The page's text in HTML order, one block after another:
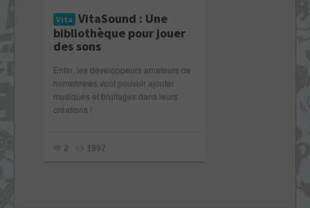
Vita VitaSound : Une
bibliothèque pour jouer
des sons
Enfin, les développeurs amateurs de
homebrews vont pouvoir ajouter
musiques et bruitages dans leurs
créations !
2 1997